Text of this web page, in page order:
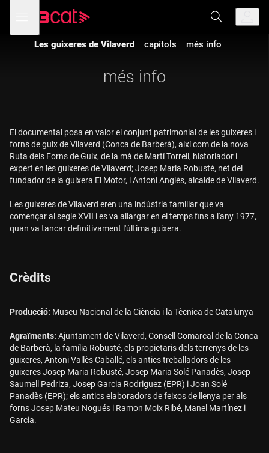
navegació
principal
menú
de
Les guixeres de Vilaverd capítols més info
més info
El documental posa en valor el conjunt patrimonial de les guixeres i
forns de guix de Vilaverd (Conca de Barberà), així com de la nova
Ruta dels Forns de Guix, de la mà de Martí Torrell, historiador i
expert en les guixeres de Vilaverd; Josep Maria Robusté, net del
fundador de la guixera El Motor, i Antoni Anglès, alcalde de Vilaverd.
Les guixeres de Vilaverd eren una indústria familiar que va
començar al segle XVII i es va allargar en el temps fins a l'any 1977,
quan va tancar definitivament l'última guixera.
Crèdits
Producció: Museu Nacional de la Ciència i la Tècnica de Catalunya
Agraïments: Ajuntament de Vilaverd, Consell Comarcal de la Conca
de Barberà, la família Robusté, els propietaris dels terrenys de les
guixeres, Antoni Vallès Caballé, els antics treballadors de les
guixeres Josep Maria Robusté, Josep Maria Solé Panadès, Josep
Saumell Pedriza, Josep Garcia Rodriguez (EPR) i Joan Solé
Panadès (EPR); els antics elaboradors de feixos de llenya per als
forns Josep Mateu Nogués i Ramon Moix Ribé, Manel Martínez i
Garcia.